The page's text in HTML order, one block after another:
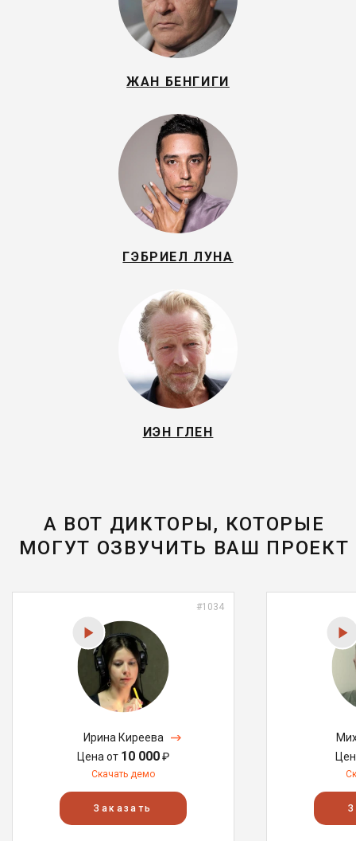
ЖАН БЕНГИГИ
ГЭБРИЕЛ ЛУНА
ИЭН ГЛЕН
А ВОТ ДИКТОРЫ, КОТОРЫЕ
МОГУТ ОЗВУЧИТЬ ВАШ ПРОЕКТ
#1034
Ирина Киреева
Цена от 10 000₽
Скачать демо
Заказать